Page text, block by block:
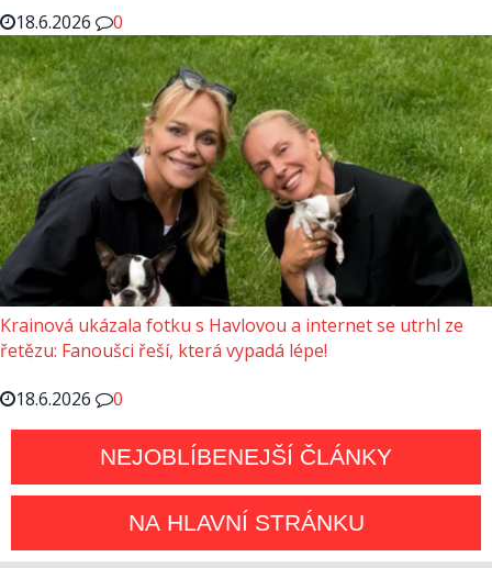
18.6.2026
0
Krainová ukázala fotku s Havlovou a internet se utrhl ze
řetězu: Fanoušci řeší, která vypadá lépe!
18.6.2026
0
NEJOBLÍBENEJŠÍ ČLÁNKY
NA HLAVNÍ STRÁNKU